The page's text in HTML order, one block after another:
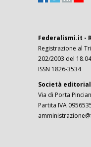
Federalismi.it -
Registrazione al
202/2003 del
ISSN 1826-3534
Società
Via di Porta
Partita IVA